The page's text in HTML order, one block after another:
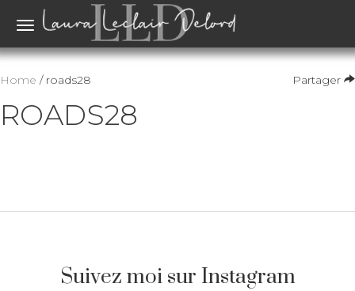
Toggle
Partager
Home / roads28
ROADS28
Suivez moi sur Instagram